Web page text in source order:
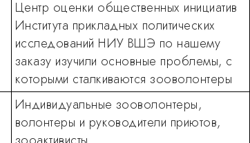
Центр оценки общественных инициатив
Института прикладных политических
исследований НИУ ВШЭ по нашему
заказу изучили основные проблемы, с
которыми сталкиваются зооволонтеры
Индивидуальные зооволонтеры,
волонтеры и руководители приютов,